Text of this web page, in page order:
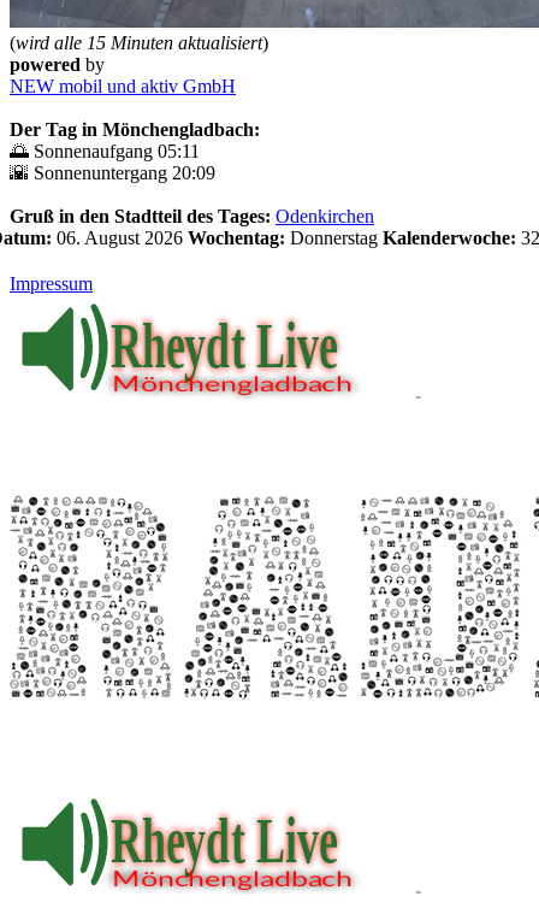
(wird alle 15 Minuten aktualisiert)
powered by
NEW mobil und aktiv GmbH
Der Tag in Mönchengladbach:
🌅 Sonnenaufgang 05:11
🌇 Sonnenuntergang 20:09
Gruß in den Stadtteil des Tages: Odenkirchen
06. August 2026 Wochentag: Donnerstag Kalenderwoche: 32
Impressum